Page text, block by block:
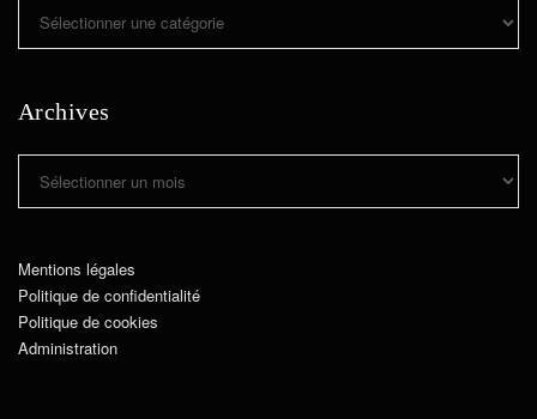
Archives
Mentions légales
Politique de confidentialité
Politique de cookies
Administration